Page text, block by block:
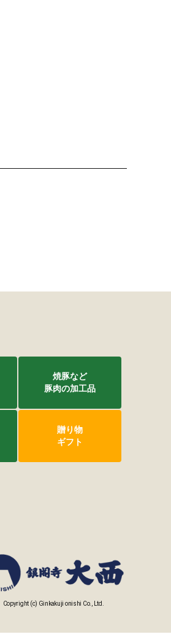
焼豚など
豚肉の加工品
贈り物
ギフト
Copyright (c) Ginkakuji onishi Co., Ltd.